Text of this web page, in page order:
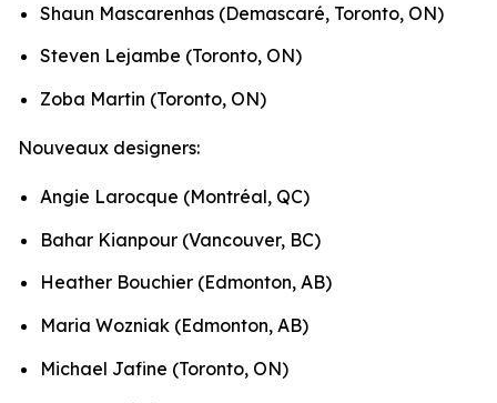
Shaun Mascarenhas (Demascaré, Toronto, ON)
Steven Lejambe (Toronto, ON)
Zoba Martin (Toronto, ON)
Nouveaux designers:
Angie Larocque (Montréal, QC)
Bahar Kianpour (Vancouver, BC)
Heather Bouchier (Edmonton, AB)
Maria Wozniak (Edmonton, AB)
Michael Jafine (Toronto, ON)